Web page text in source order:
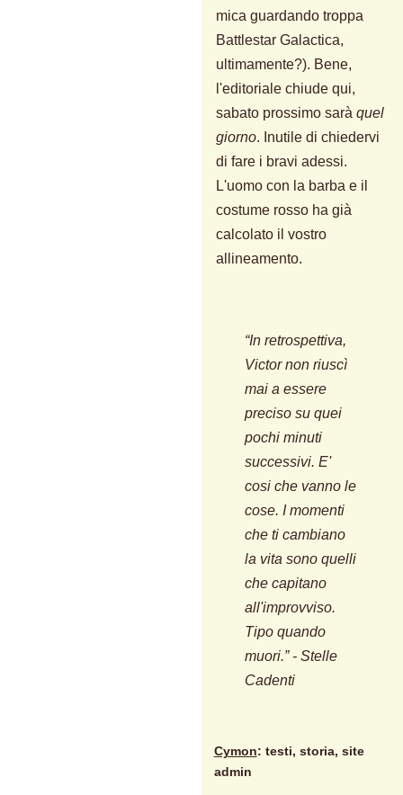
mica guardando troppa
Battlestar Galactica,
ultimamente?). Bene,
l'editoriale chiude qui,
sabato prossimo sarà quel
giorno. Inutile di chiedervi
di fare i bravi adessi.
L'uomo con la barba e il
costume rosso ha già
calcolato il vostro
allineamento.
“In retrospettiva,
Victor non riuscì
mai a essere
preciso su quei
pochi minuti
successivi. E'
cosi che vanno le
cose. I momenti
che ti cambiano
la vita sono quelli
che capitano
all'improvviso.
Tipo quando
muori.” - Stelle
Cadenti
Cymon: testi, storia, site
admin